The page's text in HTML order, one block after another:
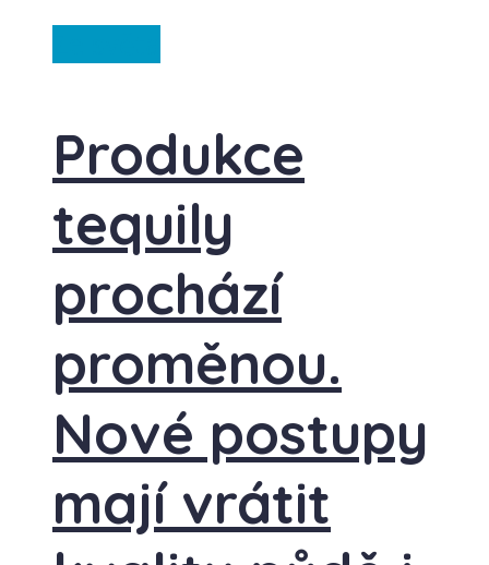
Produkce
tequily
prochází
proměnou.
Nové postupy
mají vrátit